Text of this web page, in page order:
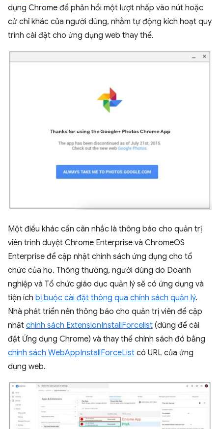
dụng Chrome để phản hồi một lượt nhấp vào nút hoặc
cử chỉ khác của người dùng, nhằm tự động kích hoạt quy
trình cài đặt cho ứng dụng web thay thế.
Một điều khác cần cân nhắc là thông báo cho quản trị
viên trình duyệt Chrome Enterprise và ChromeOS
Enterprise để cập nhật chính sách ứng dụng cho tổ
chức của họ. Thông thường, người dùng do Doanh
nghiệp và Tổ chức giáo dục quản lý sẽ có ứng dụng và
tiện ích bị buộc cài đặt thông qua chính sách quản lý.
Nhà phát triển nên thông báo cho quản trị viên để cập
nhật chính sách ExtensionInstallForcelist (dùng để cài
đặt Ứng dụng Chrome) và thay thế chính sách đó bằng
chính sách WebAppInstallForceList có URL của ứng
dụng web.